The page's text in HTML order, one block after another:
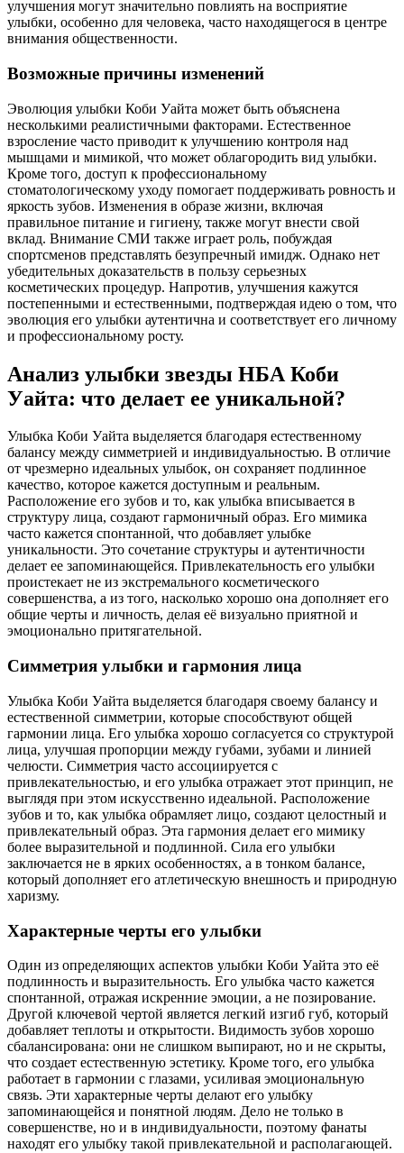
улучшения могут значительно повлиять на восприятие
улыбки, особенно для человека, часто находящегося в центре
внимания общественности.
Возможные причины изменений
Эволюция улыбки Коби Уайта может быть объяснена
несколькими реалистичными факторами. Естественное
взросление часто приводит к улучшению контроля над
мышцами и мимикой, что может облагородить вид улыбки.
Кроме того, доступ к профессиональному
стоматологическому уходу помогает поддерживать ровность и
яркость зубов. Изменения в образе жизни, включая
правильное питание и гигиену, также могут внести свой
вклад. Внимание СМИ также играет роль, побуждая
спортсменов представлять безупречный имидж. Однако нет
убедительных доказательств в пользу серьезных
косметических процедур. Напротив, улучшения кажутся
постепенными и естественными, подтверждая идею о том, что
эволюция его улыбки аутентична и соответствует его личному
и профессиональному росту.
Анализ улыбки звезды НБА Коби
Уайта: что делает ее уникальной?
Улыбка Коби Уайта выделяется благодаря естественному
балансу между симметрией и индивидуальностью. В отличие
от чрезмерно идеальных улыбок, он сохраняет подлинное
качество, которое кажется доступным и реальным.
Расположение его зубов и то, как улыбка вписывается в
структуру лица, создают гармоничный образ. Его мимика
часто кажется спонтанной, что добавляет улыбке
уникальности. Это сочетание структуры и аутентичности
делает ее запоминающейся. Привлекательность его улыбки
проистекает не из экстремального косметического
совершенства, а из того, насколько хорошо она дополняет его
общие черты и личность, делая её визуально приятной и
эмоционально притягательной.
Симметрия улыбки и гармония лица
Улыбка Коби Уайта выделяется благодаря своему балансу и
естественной симметрии, которые способствуют общей
гармонии лица. Его улыбка хорошо согласуется со структурой
лица, улучшая пропорции между губами, зубами и линией
челюсти. Симметрия часто ассоциируется с
привлекательностью, и его улыбка отражает этот принцип, не
выглядя при этом искусственно идеальной. Расположение
зубов и то, как улыбка обрамляет лицо, создают целостный и
привлекательный образ. Эта гармония делает его мимику
более выразительной и подлинной. Сила его улыбки
заключается не в ярких особенностях, а в тонком балансе,
который дополняет его атлетическую внешность и природную
харизму.
Характерные черты его улыбки
Один из определяющих аспектов улыбки Коби Уайта это её
подлинность и выразительность. Его улыбка часто кажется
спонтанной, отражая искренние эмоции, а не позирование.
Другой ключевой чертой является легкий изгиб губ, который
добавляет теплоты и открытости. Видимость зубов хорошо
сбалансирована: они не слишком выпирают, но и не скрыты,
что создает естественную эстетику. Кроме того, его улыбка
работает в гармонии с глазами, усиливая эмоциональную
связь. Эти характерные черты делают его улыбку
запоминающейся и понятной людям. Дело не только в
совершенстве, но и в индивидуальности, поэтому фанаты
находят его улыбку такой привлекательной и располагающей.